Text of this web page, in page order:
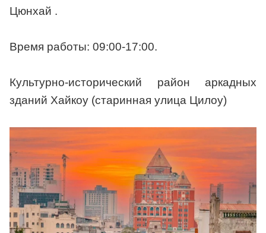
Цюнхай .
Время работы: 09:00-17:00.
Культурно-исторический район аркадных
зданий Хайкоу (старинная улица Цилоу)